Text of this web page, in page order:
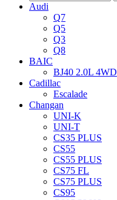
Audi
Q7
Q5
Q3
Q8
BAIC
BJ40 2.0L 4WD
Cadillac
Escalade
Changan
UNI-K
UNI-T
CS35 PLUS
CS55
CS55 PLUS
CS75 FL
CS75 PLUS
CS95